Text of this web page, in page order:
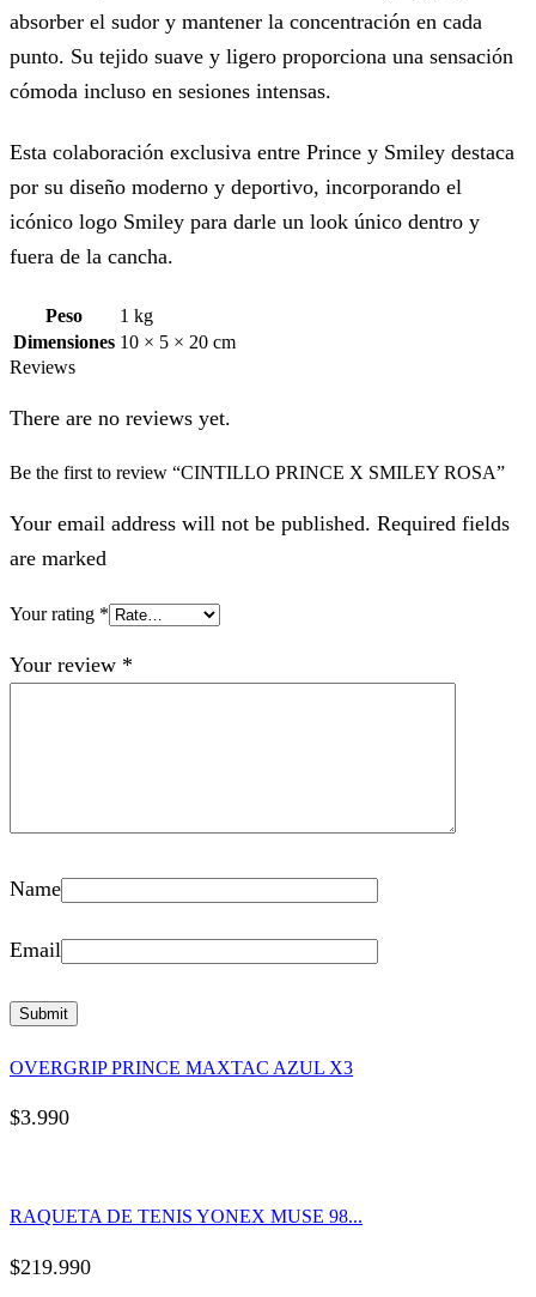
absorber el sudor y mantener la concentración en cada
punto. Su tejido suave y ligero proporciona una sensación
cómoda incluso en sesiones intensas.
Esta colaboración exclusiva entre Prince y Smiley destaca
por su diseño moderno y deportivo, incorporando el
icónico logo Smiley para darle un look único dentro y
fuera de la cancha.
Peso
1 kg
Dimensiones 10 × 5 × 20 cm
Reviews
There are no reviews yet.
Be the first to review “CINTILLO PRINCE X SMILEY ROSA”
Your email address will not be published. Required fields
are marked
Your rating *
Your review *
Name
Email
OVERGRIP PRINCE MAXTAC AZUL X3
$3.990
RAQUETA DE TENIS YONEX MUSE 98...
$219.990